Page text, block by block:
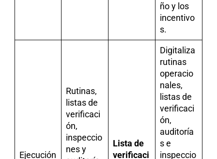
ño y los
incentivo
s.
Ejecución
Rutinas,
listas de
verificaci
ón,
inspeccio
nes y
Lista de
verificaci
Digitaliza
rutinas
operacio
nales,
listas de
verificaci
ón,
auditoría
s e
inspeccio